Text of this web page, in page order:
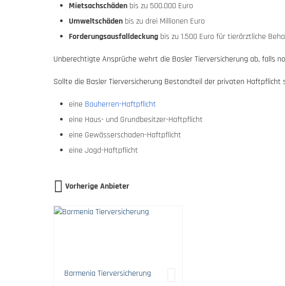
Mietsachschäden bis zu 500.000 Euro
Umweltschäden bis zu drei Millionen Euro
Forderungsausfalldeckung bis zu 1.500 Euro für tierärztliche
Unberechtigte Ansprüche wehrt die Basler Tierversicherung ab, falls
Sollte die Basler Tierversicherung Bestandteil der privaten
eine Bauherren-Haftpflicht
eine Haus- und Grundbesitzer-Haftpflicht
eine Gewässerschaden-Haftpflicht
eine Jagd-Haftpflicht
Vorherige Anbieter
Barmenia Tierversicherung